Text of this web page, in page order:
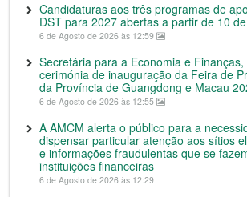
Candidaturas aos três programas de
DST para 2027 abertas a partir de 10
6 de Agosto de 2026 às 12:59
Secretária para a Economia e
cerimónia de inauguração da Feira de
da Província de Guangdong e Macau
6 de Agosto de 2026 às 12:55
A AMCM alerta o público para a
dispensar particular atenção aos sítios
e informações fraudulentas que se
instituições financeiras
6 de Agosto de 2026 às 12:29